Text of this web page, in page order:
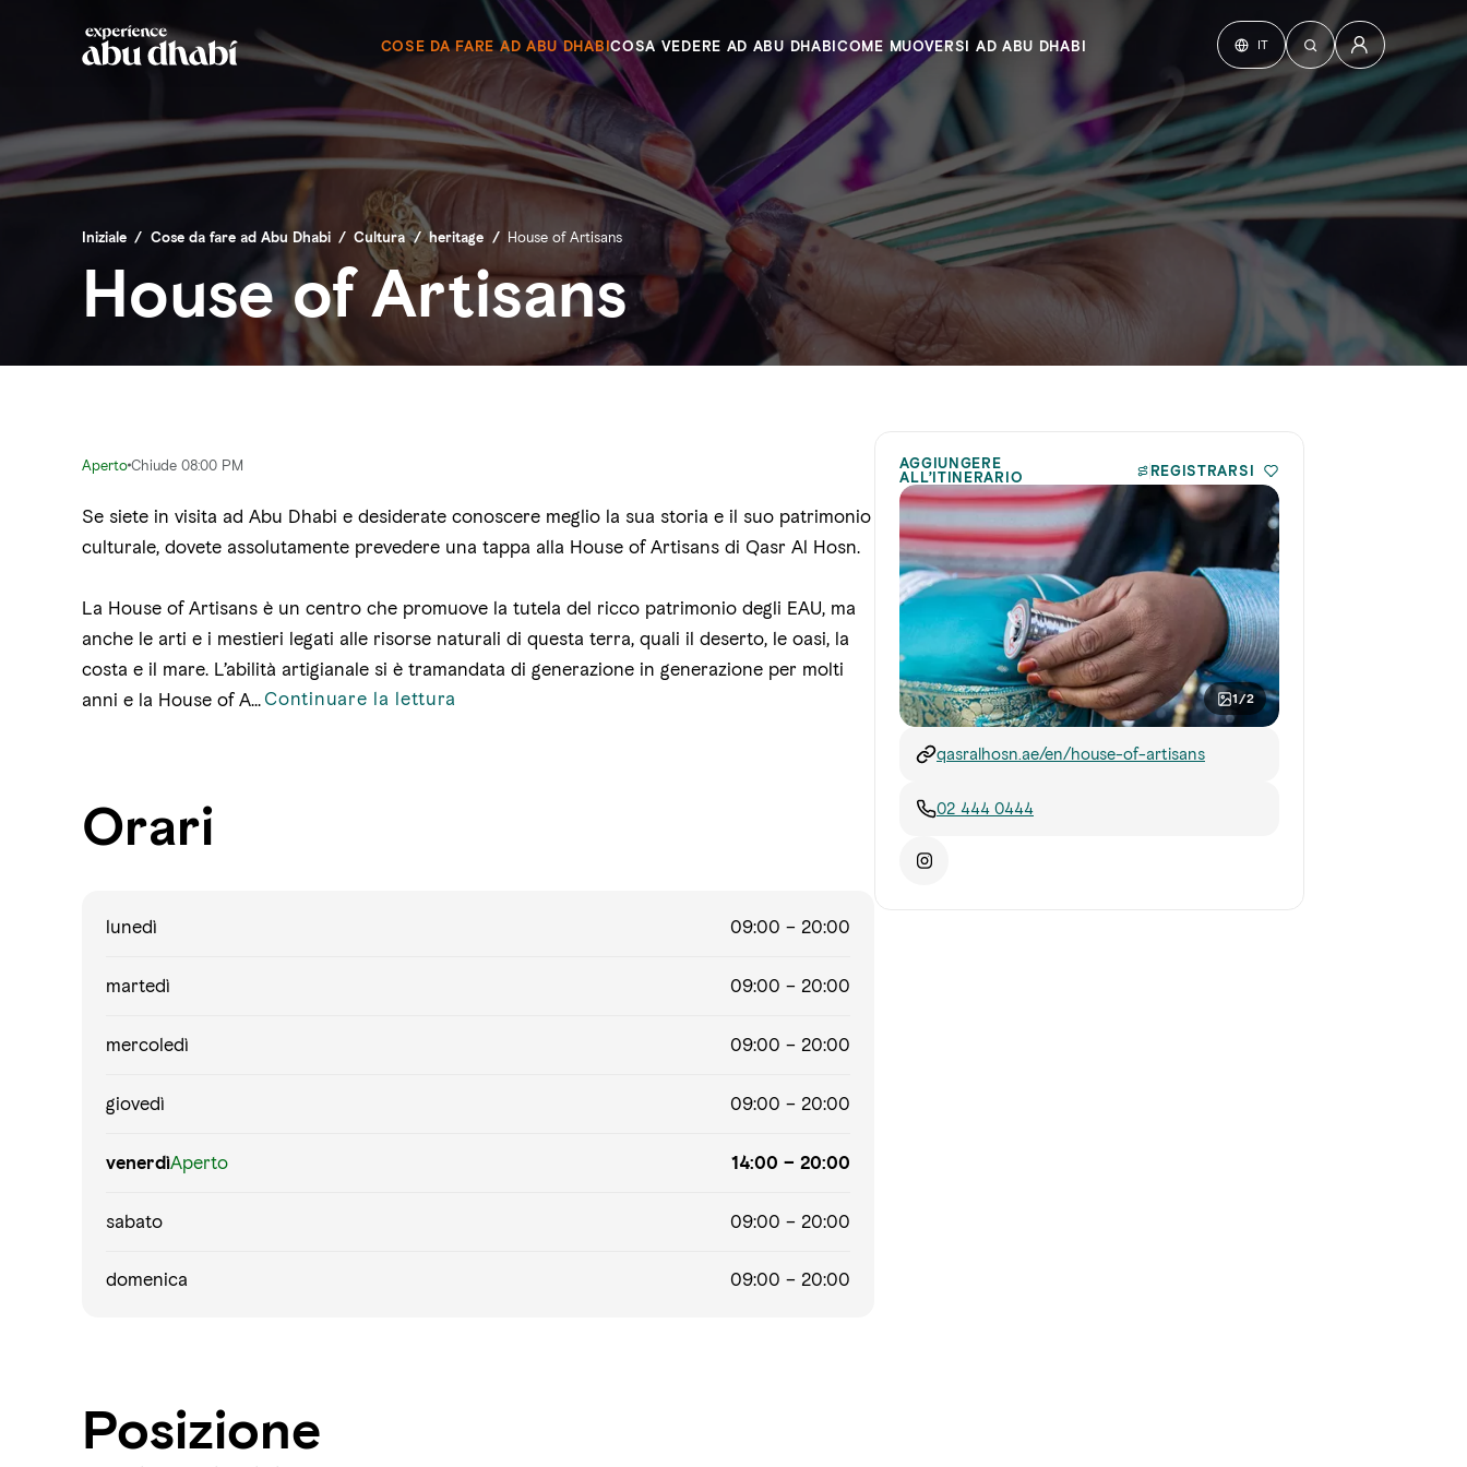
COSE DA FARE AD ABU DHABICOSA VEDERE AD ABU DHABICOME MUOVERSI AD ABU DHABI IT
Iniziale / Cose da fare ad Abu Dhabi / Cultura / heritage / House of Artisans
House of Artisans
ApertoChiude 08:00 PM
Se siete in visita ad Abu Dhabi e desiderate conoscere meglio la sua storia e il suo patrimonio
culturale, dovete assolutamente prevedere una tappa alla House of Artisans di Qasr Al Hosn.
La House of Artisans è un centro che promuove la tutela del ricco patrimonio degli EAU, ma
anche le arti e i mestieri legati alle risorse naturali di questa terra, quali il deserto, le oasi, la
costa e il mare. L’abilità artigianale si è tramandata di generazione in generazione per molti
anni e la House of A... Continuare la lettura
Orari
lunedì 09:00 – 20:00
martedì 09:00 – 20:00
mercoledì 09:00 – 20:00
giovedì 09:00 – 20:00
venerdìAperto 14:00 – 20:00
sabato 09:00 – 20:00
domenica 09:00 – 20:00
Posizione
AGGIUNGERE
ALL’ITINERARIO
REGISTRARSI
1/2
qasralhosn.ae/en/house-of-artisans
02 444 0444